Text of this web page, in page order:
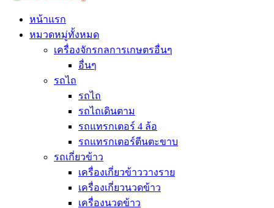
หน้าแรก
หมวดหมู่ทั้งหมด
เครื่องจักรกลการเกษตรอื่นๆ
อื่นๆ
รถไถ
รถไถ
รถไถเดินตาม
รถแทรกเตอร์ 4 ล้อ
รถแทรกเตอร์ตีนตะขาบ
รถเกี่ยวข้าว
เครื่องเกี่ยวข้าววางราย
เครื่องเกี่ยวนวดข้าว
เครื่องนวดข้าว